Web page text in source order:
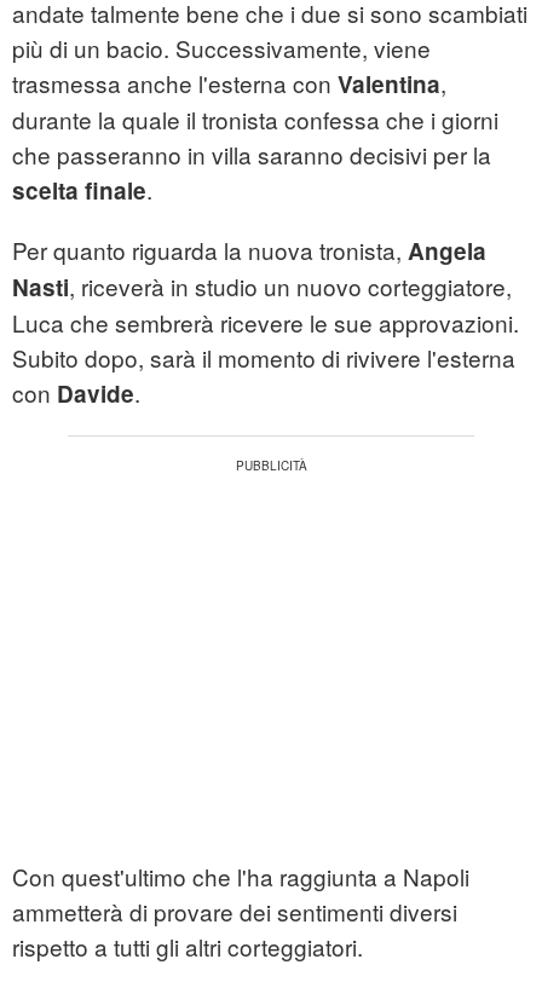
andate talmente bene che i due si sono scambiati
più di un bacio. Successivamente, viene
trasmessa anche l'esterna con Valentina,
durante la quale il tronista confessa che i giorni
che passeranno in villa saranno decisivi per la
scelta finale.
Per quanto riguarda la nuova tronista, Angela
Nasti, riceverà in studio un nuovo corteggiatore,
Luca che sembrerà ricevere le sue approvazioni.
Subito dopo, sarà il momento di rivivere l'esterna
con Davide.
Con quest'ultimo che l'ha raggiunta a Napoli
ammetterà di provare dei sentimenti diversi
rispetto a tutti gli altri corteggiatori.